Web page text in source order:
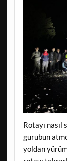
Rotayı
gurubun
yoldan